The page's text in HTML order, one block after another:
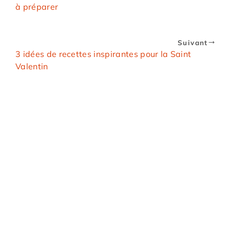
à préparer
Suivant
3 idées de recettes inspirantes pour la Saint
Valentin